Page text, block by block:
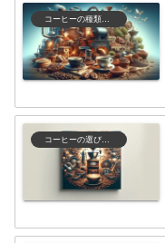
コーヒーの種類と特徴
コーヒーの選び方と保存